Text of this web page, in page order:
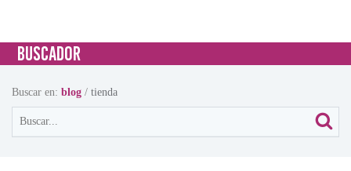
BUSCADOR
Buscar en: blog / tienda